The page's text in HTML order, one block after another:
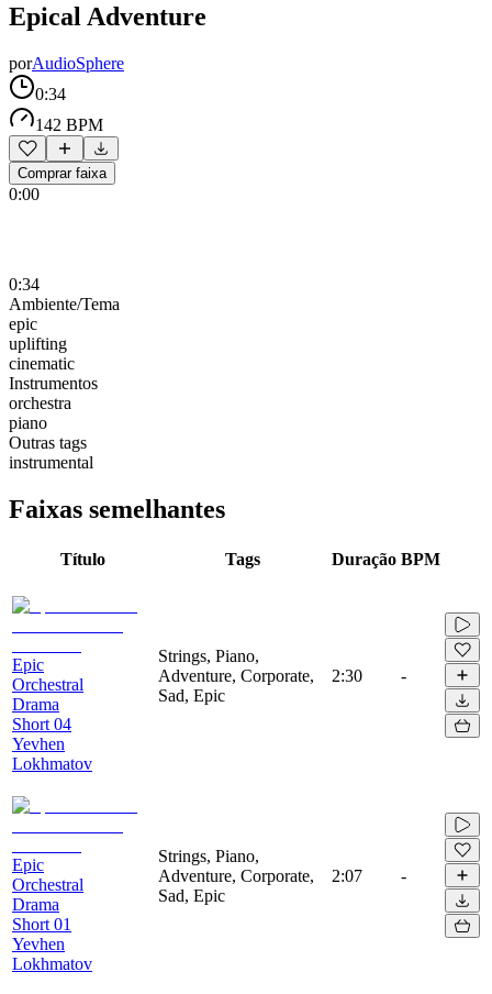
Epical Adventure
porAudioSphere
0:34
142 BPM
Comprar faixa
0:00
0:34
Ambiente/Tema
epic
uplifting
cinematic
Instrumentos
orchestra
piano
Outras tags
instrumental
Faixas semelhantes
Título Tags Duração BPM
Epic
Orchestral
Drama
Short 04
Yevhen
Lokhmatov
Strings, Piano,
Adventure, Corporate,
Sad, Epic
2:30 -
Epic
Orchestral
Drama
Short 01
Yevhen
Lokhmatov
Strings, Piano,
Adventure, Corporate,
Sad, Epic
2:07 -